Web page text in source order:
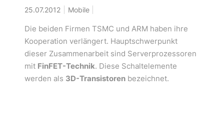
25.07.2012 Mobile
Die beiden Firmen TSMC und ARM haben ihre
Kooperation verlängert. Hauptschwerpunkt
dieser Zusammenarbeit sind Serverprozessoren
mit FinFET-Technik. Diese Schaltelemente
werden als 3D-Transistorenbezeichnet.